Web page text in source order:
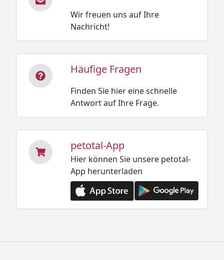
Wir freuen uns auf Ihre
Nachricht!
Häufige Fragen
Finden Sie hier eine schnelle
Antwort auf Ihre Frage.
petotal-App
Hier können Sie unsere petotal-
App herunterladen